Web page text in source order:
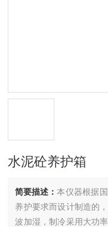
水泥砼养护箱
简要描述：本仪器根据
养护要求而设计制造的
波加湿，制冷采用大功